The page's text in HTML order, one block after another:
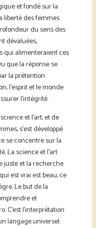
et fondé sur la
liberté des femmes
du sens des
dévaluées,
qui alimenteraient ces
que la réponse se
la prétention
l’esprit et le monde
l’intégrité.
et l’art, et de
s’est développé
se concentre sur la
La science et l’art
juste et la recherche
est vrai est beau, ce
Le but de la
et
C’est l’interprétation
langage universel.